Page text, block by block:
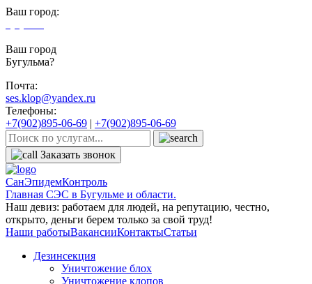
Ваш город:
Ваш город
Бугульма?
Почта:
ses.klop@yandex.ru
Телефоны:
+7(902)895-06-69 | +7(902)895-06-69
Заказать звонок
СанЭпидемКонтроль
Главная СЭС в Бугульме и области.
Наш девиз: работаем для людей, на репутацию, честно,
открыто, деньги берем только за свой труд!
Наши работыВакансииКонтактыСтатьи
Дезинсекция
Уничтожение блох
Уничтожение клопов